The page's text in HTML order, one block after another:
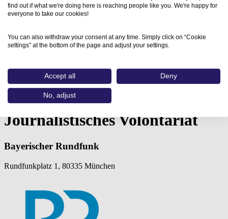
Aus- und Weiterbildungen
Journalistisches Volontariat (Bayerischer Rundfunk):…
Journalistisches Volontariat
Bayerischer Rundfunk
Rundfunkplatz 1, 80335 München
find out if what we're doing here is reaching people like you. We're happy for
everyone to take our cookies!
You can also withdraw your consent at any time. Simply click on “Cookie
settings” at the bottom of the page and adjust your settings.
Accept all Deny
No, adjust